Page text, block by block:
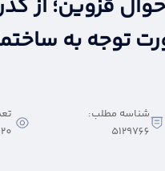
قزوین؛ از
توجه به
شناسه مطلب:
5129766